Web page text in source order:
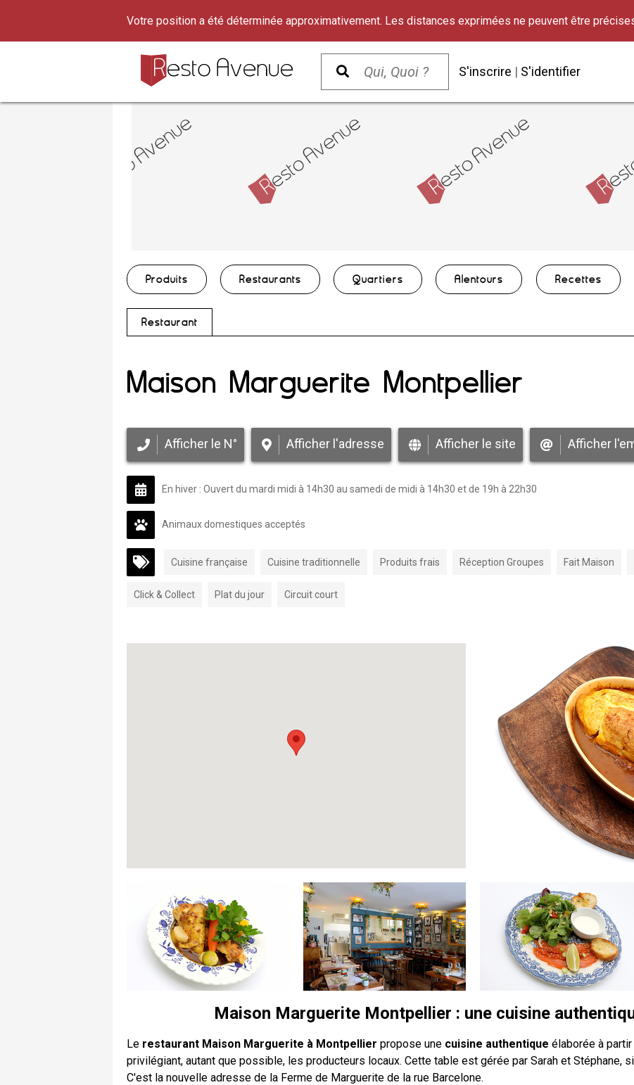
Votre position a été déterminée approximativement. Les distances exprimées ne peuvent être
S'inscrire | S'identifier
Produits Restaurants Quartiers Alentours Recettes
Restaurant
Maison Marguerite Montpellier
Afficher le N° Afficher l'adresse Afficher le site Afficher
En hiver : Ouvert du mardi midi à 14h30 au samedi de midi à 14h30 et de 19h à 22h30
Animaux domestiques acceptés
Cuisine française Cuisine traditionnelle Produits frais Réception Groupes Fait Maison
Click & Collect Plat du jour Circuit court
Maison Marguerite Montpellier : une cuisine
Le restaurant Maison Marguerite à Montpellier propose une cuisine authentique élaborée à
privilégiant, autant que possible, les producteurs locaux. Cette table est gérée par Sarah et Stéphane,
C'est la nouvelle adresse de la Ferme de Marguerite de la rue Barcelone.